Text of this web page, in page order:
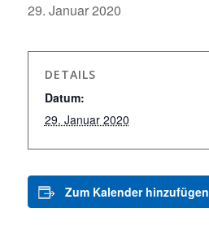
29. Januar 2020
DETAILS
Datum:
29. Januar 2020
Zum Kalender hinzufügen